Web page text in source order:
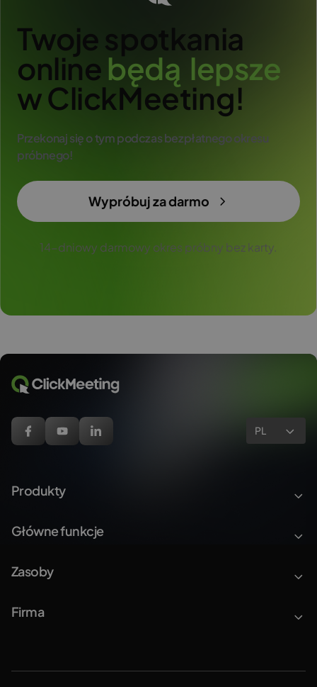
Twoje spotkania
online będą lepsze
w ClickMeeting!
Przekonaj się o tym podczas bezpłatnego okresu
próbnego!
Wypróbuj za darmo
14-dniowy darmowy okres próbny bez karty.
PL
Produkty
Główne funkcje
Zasoby
Firma